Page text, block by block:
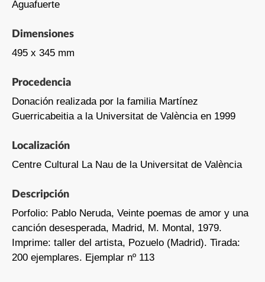
Aguafuerte
Dimensiones
495 x 345 mm
Procedencia
Donación realizada por la familia Martínez
Guerricabeitia a la Universitat de València en 1999
Localización
Centre Cultural La Nau de la Universitat de València
Descripción
Porfolio: Pablo Neruda, Veinte poemas de amor y una
canción desesperada, Madrid, M. Montal, 1979.
Imprime: taller del artista, Pozuelo (Madrid). Tirada:
200 ejemplares. Ejemplar nº 113